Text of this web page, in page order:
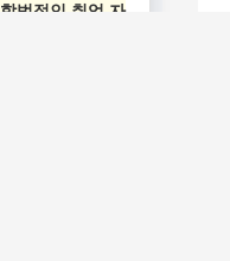
합법적인 취업 자